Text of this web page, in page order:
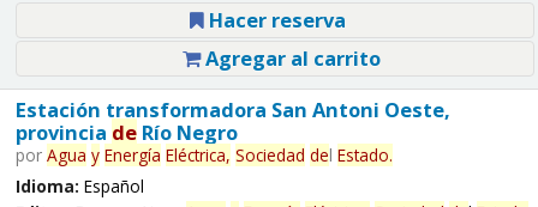
Hacer reserva
Agregar al carrito
Estación transformadora San Antoni Oeste,
provincia deRío Negro
por Agua y Energía Eléctrica, Sociedad del Estado.
Idioma: Español